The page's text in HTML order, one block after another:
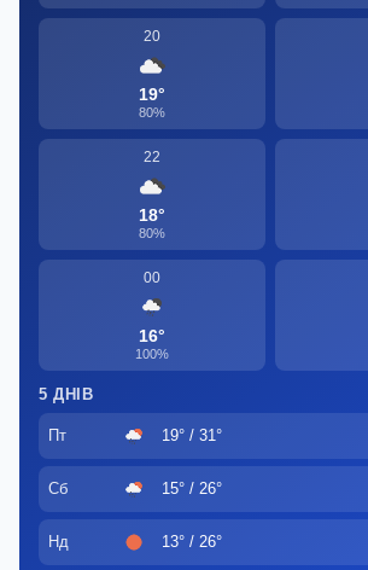
20
19°
80%
22
18°
80%
00
16°
100%
5 ДНІВ
Пт 19° / 31°
Сб 15° / 26°
Нд 13° / 26°